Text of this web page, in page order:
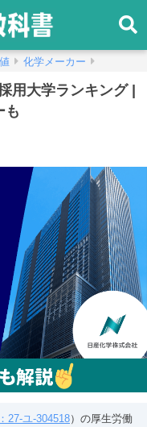
化学メーカー
用大学ランキング |
も
27-ユ-304518）の厚生労働